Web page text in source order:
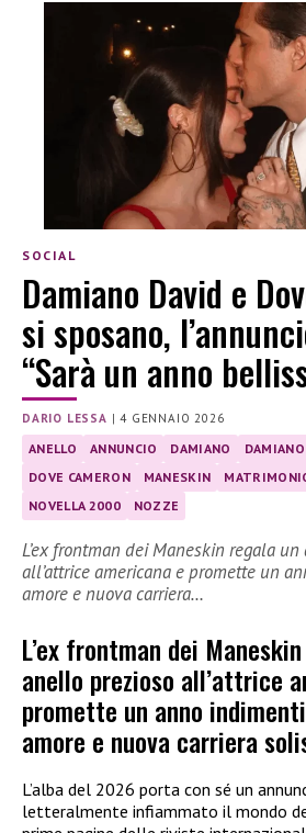
SOCIAL
Damiano David e
si sposano,
“Sarà un anno
DARIO LESSA |4 GENNAIO 2026
ANELLO ANNUNCIO DAMIANO
DOVE CAMERON
MANESKIN
NOVELLA 2000
NOZZE
L’ex frontman dei Maneskin regala
all’attrice americana e promette un
amore e nuova carriera…
L’ex frontman dei
anello prezioso all’attrice
promette un anno
amore e nuova carriera
L’alba del 2026 porta con sé un
letteralmente infiammato il mondo